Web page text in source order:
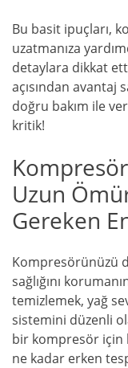
Bu basit ipuçları,
uzatmanıza
detaylara dikkat
açısından avantaj
doğru bakım ile
kritik!
Uzun
Gereken
Kompresörünüzü
sağlığını
temizlemek, yağ
sistemini düzenli
bir kompresör için
ne kadar erken